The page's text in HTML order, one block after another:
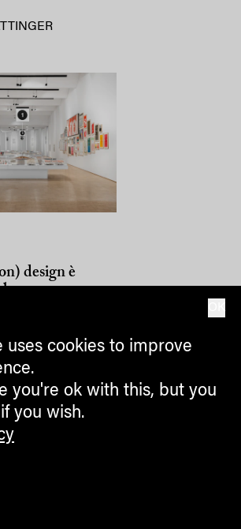
design è
A Language of
grande
celebra la carriera
più grandi
uses cookies to improve
you're ok with this, but you
you wish.